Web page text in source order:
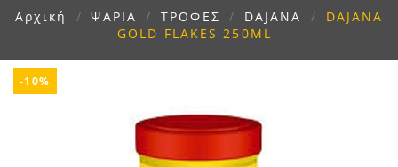
Αρχική ΨΑΡΙΑ ΤΡΟΦΕΣ DAJANA
DAJANA
GOLD FLAKES 250ML
-10%